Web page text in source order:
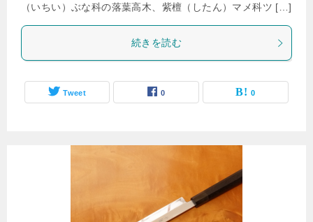
（いちい）ぶな科の落葉高木、紫檀（したん）マメ科ツ […]
続きを読む
Tweet 0 0